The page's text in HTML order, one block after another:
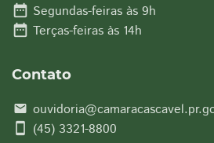
date_range Segundas-feiras às 9h
date_range Terças-feiras às 14h
Contato
email
smartphone (45) 3321-8800